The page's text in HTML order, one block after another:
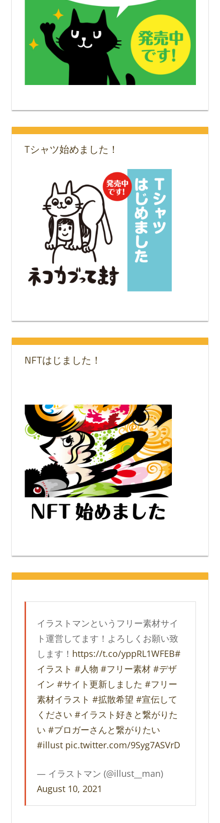
Tシャツ始めました！
NFTはじました！
イラストマンというフリー素材サイ
ト運営してます！よろしくお願い致
します！ https://t.co/yppRL1WFEB#
イラスト #人物 #フリー素材 #デザ
イン #サイト更新しました #フリー
素材イラスト #拡散希望 #宣伝して
ください #イラスト好きと繋がりた
い #ブロガーさんと繋がりたい
#illust pic.twitter.com/9Syg7ASVrD
— イラストマン (@illust__man)
August 10, 2021